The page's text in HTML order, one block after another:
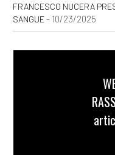
[20]Caro
Incen:
Natura
Giorgi:
FRANCESCO NUCERA
SANGUE- 10/23/2025